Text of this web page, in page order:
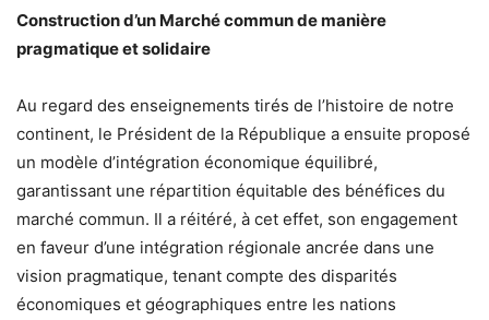
Construction d’un Marché commun de manière
pragmatique et solidaire
Au regard des enseignements tirés de l’histoire de notre
continent, le Président de la République a ensuite proposé
un modèle d’intégration économique équilibré,
garantissant une répartition équitable des bénéfices du
marché commun. Il a réitéré, à cet effet, son engagement
en faveur d’une intégration régionale ancrée dans une
vision pragmatique, tenant compte des disparités
économiques et géographiques entre les nations